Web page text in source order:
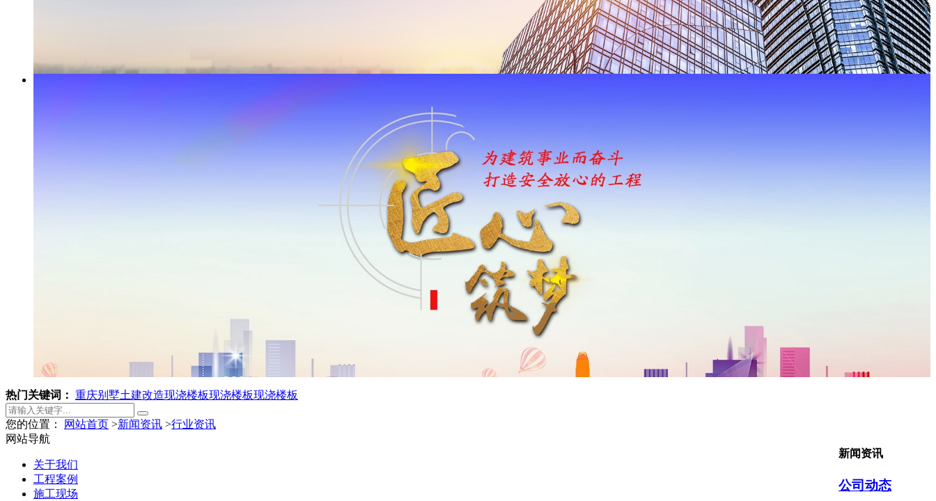
热门关键词： 重庆别墅土建改造现浇楼板现浇楼板现浇楼板
您的位置： 网站首页 >新闻资讯 >行业资讯
新闻资讯
公司动态
网站导航
关于我们
工程案例
施工现场